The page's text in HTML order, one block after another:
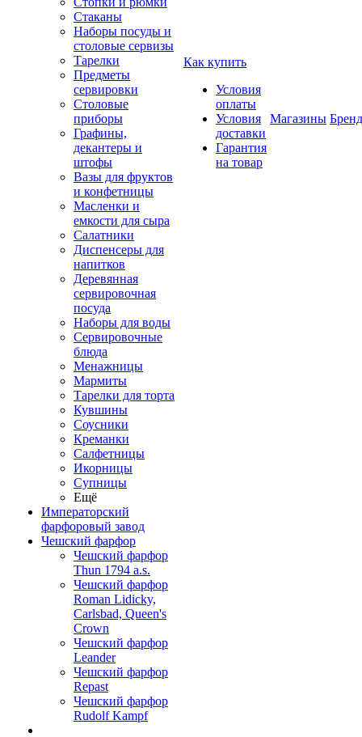
Стаканы
Наборы посуды и
столовые сервизы
Тарелки
Предметы
сервировки
Столовые
приборы
Графины,
декантеры и
штофы
Вазы для фруктов
и конфетницы
Масленки и
емкости для сыра
Салатники
Диспенсеры для
напитков
Деревянная
сервировочная
посуда
Наборы для воды
Сервировочные
блюда
Менажницы
Мармиты
Тарелки для торта
Кувшины
Соусники
Креманки
Салфетницы
Икорницы
Супницы
Ещё
Императорский
фарфоровый завод
Чешский фарфор
Чешский фарфор
Thun 1794 a.s.
Чешский фарфор
Roman Lidicky,
Carlsbad, Queen's
Crown
Чешский фарфор
Leander
Чешский фарфор
Repast
Чешский фарфор
Rudolf Kampf
Как купить
Условия
оплаты
Условия
доставки
Гарантия
на товар
Магазины